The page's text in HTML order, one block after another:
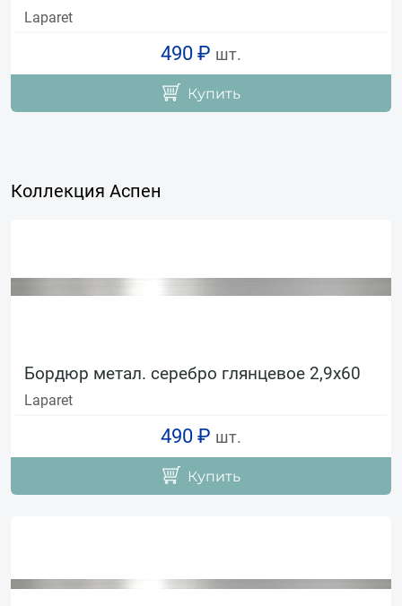
Laparet
490 ₽ шт.
Купить
Коллекция Аспен
Бордюр метал. серебро глянцевое 2,9х60
Laparet
490 ₽ шт.
Купить